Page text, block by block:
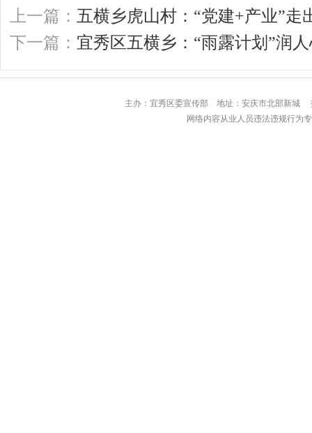
上一篇： 五横乡虎山村：“党建+产业”走
下一篇： 宜秀区五横乡：“雨露计划”润
主办：宜秀区委宣传部 地址：安庆市北
网络内容从业人员违法违规行